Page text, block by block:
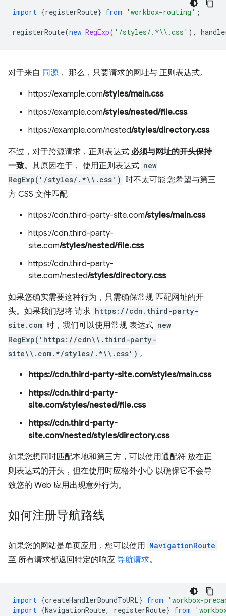
import {registerRoute} from 'workbox-routing' ;
registerRoute(new RegExp( '/styles/.*\\.css' ),
对于来自 同源 ， 那么，只要请求的网址与 正则表达式。
https://example.com/styles/main.css
https://example.com/styles/nested/file.css
https://example.com/nested/styles/directory.css
不过，对于跨源请求，正则表达式 必须与网址的开头保持
一致。其原因在于， 使用正则表达式 new
RegExp('/styles/.*\\.css') 时不太可能 您希望与第三
方 CSS 文件匹配
https://cdn.third-party-site.com/styles/main.css
https://cdn.third-party-
site.com/styles/nested/file.css
https://cdn.third-party-
site.com/nested/styles/directory.css
如果您确实需要这种行为，只需确保常规 匹配网址的开
头。如果我们想将 请求 https://cdn.third-party-
site.com 时，我们可以使用常规 表达式 new
RegExp('https://cdn\\.third-party-
site\\.com.*/styles/.*\\.css') 。
https://cdn.third-party-site.com/styles/main.css
https://cdn.third-party-
site.com/styles/nested/file.css
https://cdn.third-party-
site.com/nested/styles/directory.css
如果您想同时匹配本地和第三方，可以使用通配符 放在正
则表达式的开头，但在使用时应格外小心 以确保它不会导
致您的 Web 应用出现意外行为。
如何注册导航路线
如果您的网站是单页应用，您可以使用 NavigationRoute
至 所有请求都返回特定的响应 导航请求。
import {createHandlerBoundToURL} from
'workbox-
import {NavigationRoute, registerRoute} from